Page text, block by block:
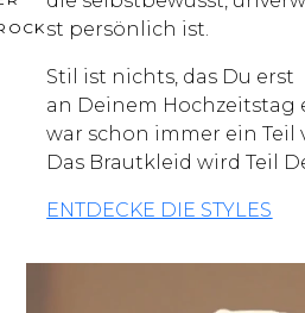
st persönlich ist.
Stil ist nichts, das Du erst
an Deinem Hochzeitstag
war schon immer ein Teil
Das Brautkleid wird Teil
ENTDECKE DIE STYLES